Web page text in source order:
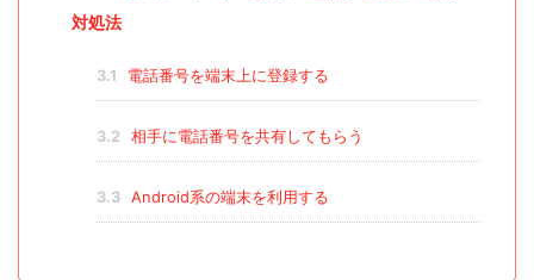
対処法
3.1 電話番号を端末上に登録する
3.2 相手に電話番号を共有してもらう
3.3 Android系の端末を利用する